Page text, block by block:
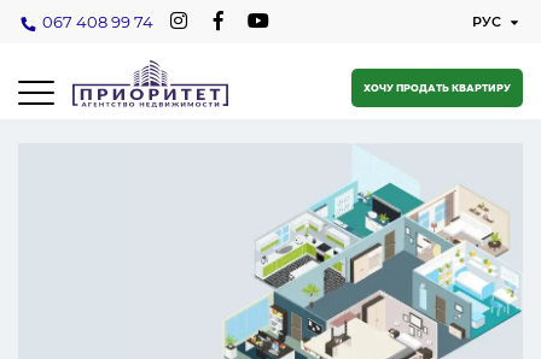
067 408 99 74
ХОЧУ ПРОДАТЬ КВАРТИРУ